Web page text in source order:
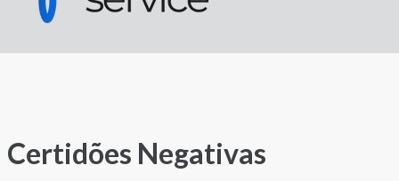
Certidões Negativas